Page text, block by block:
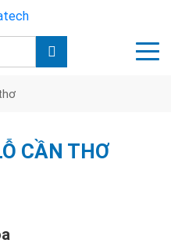
CẦN THƠ